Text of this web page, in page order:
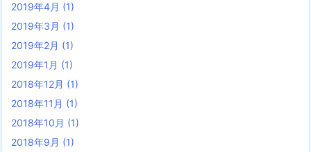
2019年4月 (1)
2019年3月 (1)
2019年2月 (1)
2019年1月 (1)
2018年12月 (1)
2018年11月 (1)
2018年10月 (1)
2018年9月 (1)